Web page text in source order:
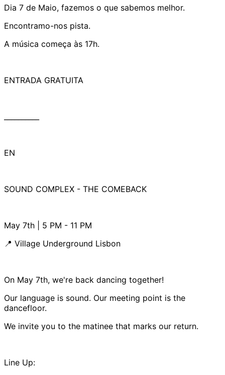
Dia 7 de Maio, fazemos o que sabemos melhor.
Encontramo-nos pista.
A música começa às 17h.
ENTRADA GRATUITA
EN
SOUND COMPLEX - THE COMEBACK
May 7th | 5 PM - 11 PM
📍 Village Underground Lisbon
On May 7th, we're back dancing together!
Our language is sound. Our meeting point is the
dancefloor.
We invite you to the matinee that marks our return.
Line Up: